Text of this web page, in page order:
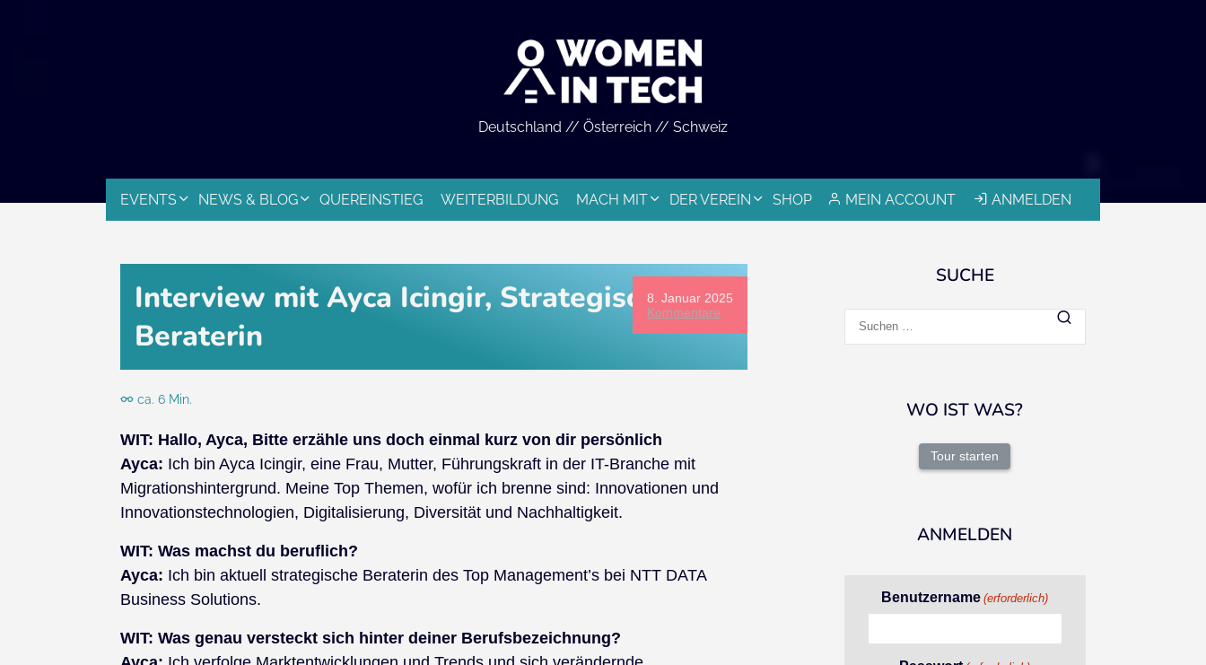
Deutschland // Österreich // Schweiz
MEIN ACCOUNT ANMELDEN
EVENTS NEWS & BLOG QUEREINSTIEG WEITERBILDUNG MACH MIT DER VEREIN SHOP
8. Januar 2025
Kommentare
Interview mit Ayca Icingir, Strategische
Beraterin
ca. 6 Min.
WIT: Hallo, Ayca, Bitte erzähle uns doch einmal kurz von dir persönlich
Ayca: Ich bin Ayca Icingir, eine Frau, Mutter, Führungskraft in der IT-Branche mit
Migrationshintergrund. Meine Top Themen, wofür ich brenne sind: Innovationen und
Innovationstechnologien, Digitalisierung, Diversität und Nachhaltigkeit.
WIT: Was machst du beruflich?
Ayca: Ich bin aktuell strategische Beraterin des Top Management’s bei NTT DATA
Business Solutions.
WIT: Was genau versteckt sich hinter deiner Berufsbezeichnung?
SUCHE
nach:
WO IST WAS?
Tour starten
ANMELDEN
Benutzername (erforderlich)